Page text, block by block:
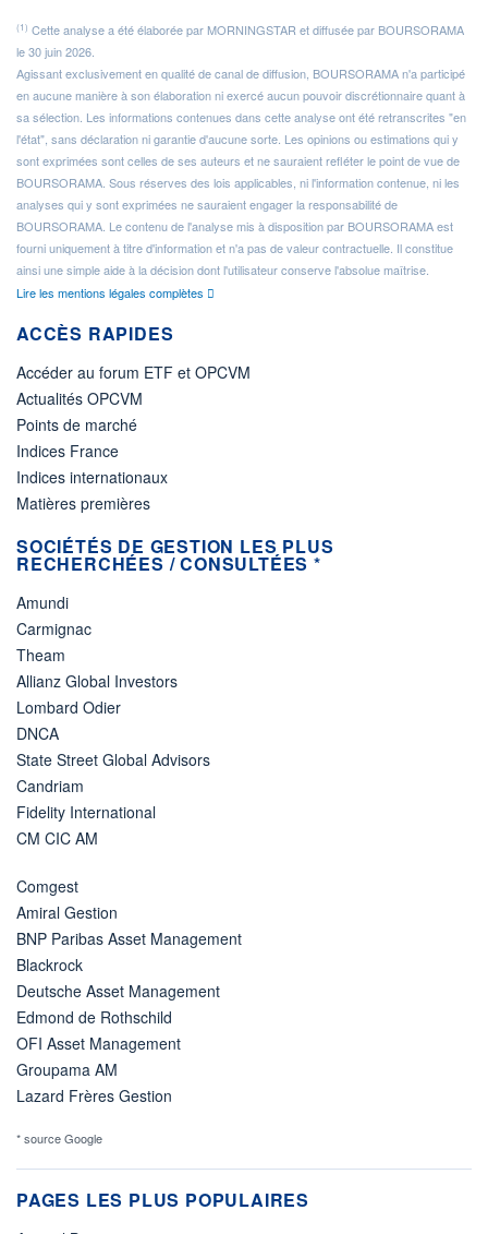
(1) Cette analyse a été élaborée par MORNINGSTAR et diffusée par BOURSORAMA
le 30 juin 2026.
Agissant exclusivement en qualité de canal de diffusion, BOURSORAMA n'a participé
en aucune manière à son élaboration ni exercé aucun pouvoir discrétionnaire quant à
sa sélection. Les informations contenues dans cette analyse ont été retranscrites "en
l'état", sans déclaration ni garantie d'aucune sorte. Les opinions ou estimations qui y
sont exprimées sont celles de ses auteurs et ne sauraient refléter le point de vue de
BOURSORAMA. Sous réserves des lois applicables, ni l'information contenue, ni les
analyses qui y sont exprimées ne sauraient engager la responsabilité de
BOURSORAMA. Le contenu de l'analyse mis à disposition par BOURSORAMA est
fourni uniquement à titre d'information et n'a pas de valeur contractuelle. Il constitue
ainsi une simple aide à la décision dont l'utilisateur conserve l'absolue maîtrise.
Lire les mentions légales complètes
ACCÈS RAPIDES
Accéder au forum ETF et OPCVM
Actualités OPCVM
Points de marché
Indices France
Indices internationaux
Matières premières
SOCIÉTÉS DE GESTION LES PLUS
RECHERCHÉES / CONSULTÉES *
Amundi
Carmignac
Theam
Allianz Global Investors
Lombard Odier
DNCA
State Street Global Advisors
Candriam
Fidelity International
CM CIC AM
Comgest
Amiral Gestion
BNP Paribas Asset Management
Blackrock
Deutsche Asset Management
Edmond de Rothschild
OFI Asset Management
Groupama AM
Lazard Frères Gestion
* source Google
PAGES LES PLUS POPULAIRES